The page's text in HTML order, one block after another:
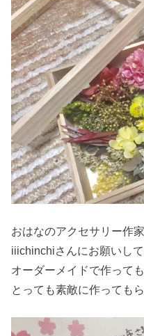
おはなのアクセサリー作家
iiichinchiさんにお願いし
オーダーメイドで作って
とっても素敵に作ってもら